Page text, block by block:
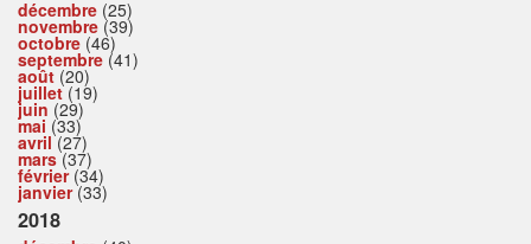
décembre (25)
novembre (39)
octobre (46)
septembre (41)
août (20)
juillet(19)
juin (29)
mai (33)
avril(27)
mars(37)
février(34)
janvier(33)
2018